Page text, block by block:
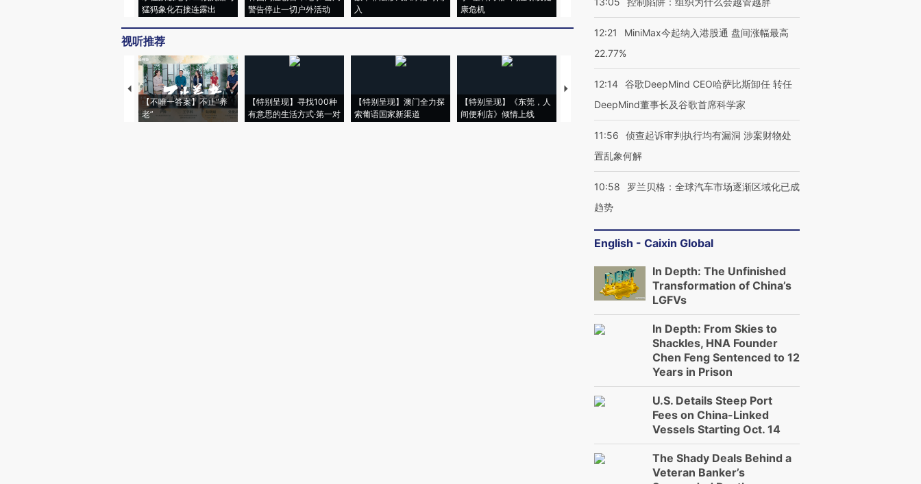
猛犸象化石接连露出
警告停止一切户外活动
入
康危机
心“花钱找虐”？
视听推荐
【不唯一答案】不止“养
老”
【特别呈现】寻找100种
有意思的生活方式·第一对
【特别呈现】澳门全力探
索葡语国家新渠道
【特别呈现】《东莞，人
间便利店》倾情上线
【推广】走进第四届链博
会，让数智科技“链”接产
【特别呈现】寻找100种
【商旅对话】华住集团
12:21
MiniMax今起纳入港股通 盘间涨幅最高
22.77%
12:14 谷歌DeepMind CEO哈萨比斯卸任 转任
DeepMind董事长及谷歌首席科学家
11:56
侦查起诉审判执行均有漏洞 涉案财物处
置乱象何解
10:58
罗兰贝格：全球汽车市场逐渐区域化已成
趋势
English - Caixin Global
In Depth: The Unfinished
Transformation of China’s
LGFVs
In Depth: From Skies to
Shackles, HNA Founder
Chen Feng Sentenced to 12
Years in Prison
U.S. Details Steep Port
Fees on China-Linked
Vessels Starting Oct. 14
The Shady Deals Behind a
Veteran Banker’s